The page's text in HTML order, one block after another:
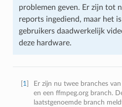
problemen geven. Er zijn tot
reports ingediend, maar het
gebruikers daadwerkelijk
deze hardware.
1 Er zijn nu twee branches
en een ffmpeg.org branch.
laatstgenoemde branch